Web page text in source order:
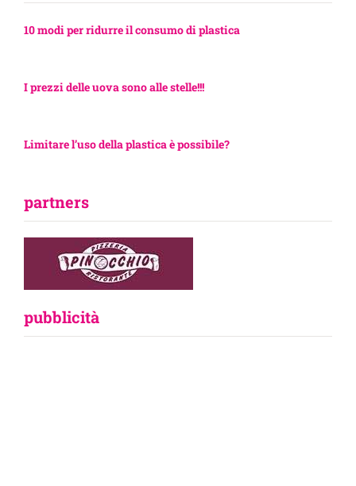
10 modi per ridurre il consumo di plastica
I prezzi delle uova sono alle stelle!!!
Limitare l’uso della plastica è possibile?
partners
pubblicità